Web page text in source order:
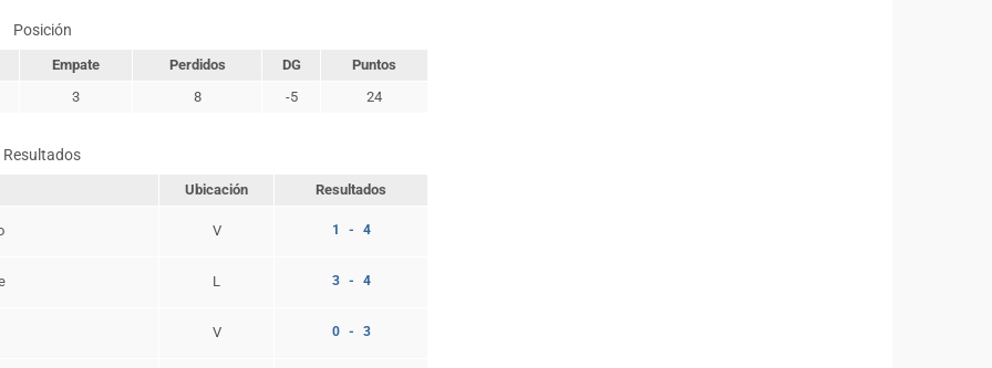
Posición
Empate Perdidos DG
Puntos
3
8 -5 24
Resultados
Ubicación Resultados
V 1 - 4
L 3 - 4
V 0 - 3